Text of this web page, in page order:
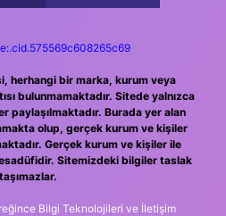
herhangi bir marka, kurum veya
bulunmamaktadır. Sitede yalnızca
paylaşılmaktadır. Burada yer alan
olup, gerçek kurum ve kişiler
Gerçek kurum ve kişiler ile
Sitemizdeki bilgiler taslak
Bilgi Teknolojileri ve İletişim